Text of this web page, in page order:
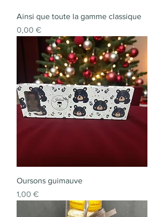
Ainsi que toute la gamme classique
Prix
0,00 €
Oursons guimauve
Prix
1,00 €